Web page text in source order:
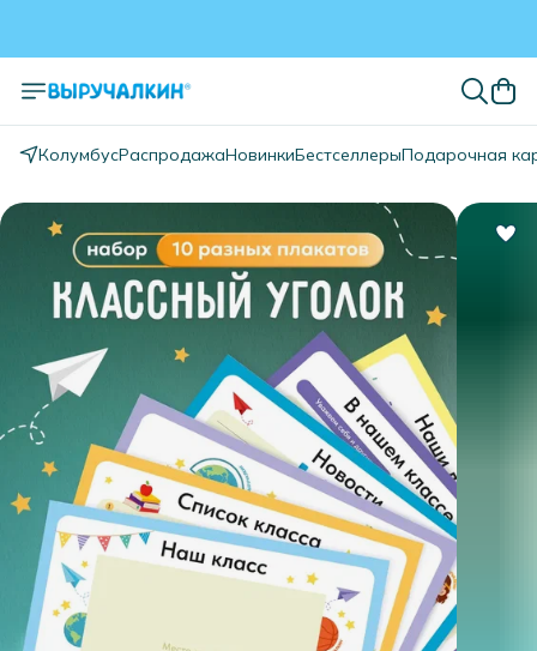
КолумбусРаспродажаНовинкиБестселлерыПодарочная